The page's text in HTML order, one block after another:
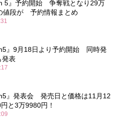
5』予約開始 争奪戦となり29万
値段が 予約情報まとめ
』9月18日より予約開始 同時発
発表
』発表会 発売日と価格は11月12
と3万9980円！